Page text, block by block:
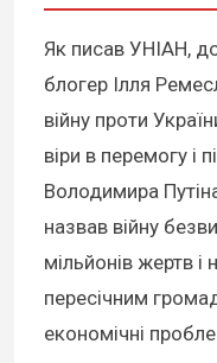
Як писав УНІАН,
блогер Ілля
війну проти
віри в перемогу і
Володимира
назвав війну
мільйонів жертв
пересічним
економічні